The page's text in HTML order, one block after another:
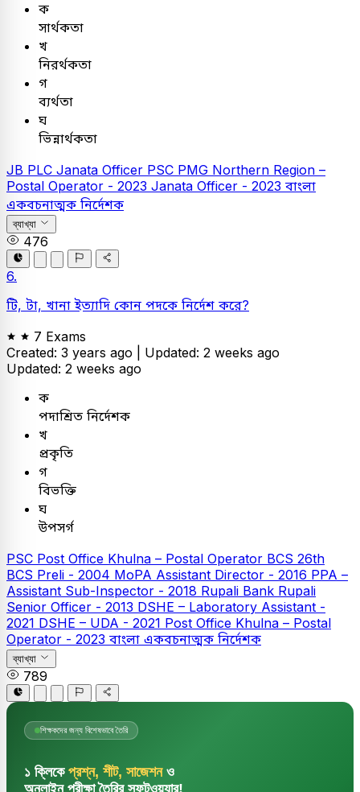
ক
সার্থকতা
খ
নিরর্থকতা
গ
ব্যর্থতা
ঘ
ভিন্নার্থকতা
JB PLC Janata Officer PSC PMG Northern Region –
Postal Operator - 2023 Janata Officer - 2023 বাংলা
একবচনাত্মক নির্দেশক
ব্যাখ্যা
476
6.
টি, টা, খানা ইত্যাদি কোন পদকে নির্দেশ করে?
7 Exams
Created: 3 years ago | Updated: 2 weeks ago
Updated: 2 weeks ago
ক
পদাশ্রিত নির্দেশক
খ
প্রকৃতি
গ
বিভক্তি
ঘ
উপসর্গ
PSC Post Office Khulna – Postal Operator BCS 26th
BCS Preli - 2004 MoPA Assistant Director - 2016 PPA –
Assistant Sub-Inspector - 2018 Rupali Bank Rupali
Senior Officer - 2013 DSHE – Laboratory Assistant -
2021 DSHE – UDA - 2021 Post Office Khulna – Postal
Operator - 2023 বাংলা একবচনাত্মক নির্দেশক
ব্যাখ্যা
789
শিক্ষকদের জন্য বিশেষভাবে তৈরি
১ ক্লিকে প্রশ্ন, শীট, সাজেশনও